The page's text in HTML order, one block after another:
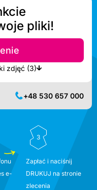
pliki!
Pokaż najbliższe dostępne drukarki zdjęć (3)
+48 530 657 000
e-
3
Zapłać i naciśnij
DRUKUJ na stronie
zlecenia